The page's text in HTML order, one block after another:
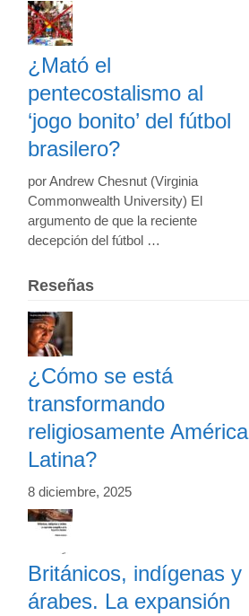
¿Mató el
pentecostalismo al
‘jogo bonito’ del fútbol
brasilero?
por Andrew Chesnut (Virginia
Commonwealth University) El
argumento de que la reciente
decepción del fútbol …
Reseñas
¿Cómo se está
transformando
religiosamente América
Latina?
8 diciembre, 2025
Británicos, indígenas y
árabes. La expansión